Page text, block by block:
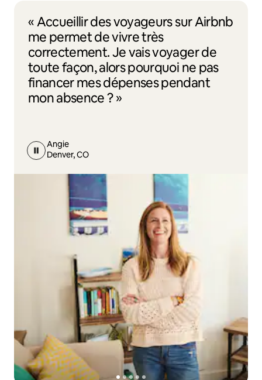
« Accueillir des voyageurs sur Airbnb
me permet de vivre très
correctement. Je vais voyager de
toute façon, alors pourquoi ne pas
financer mes dépenses pendant
mon absence ? »
Angie
Denver, CO